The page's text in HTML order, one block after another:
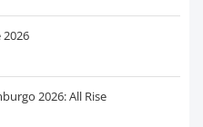
2026: All Rise